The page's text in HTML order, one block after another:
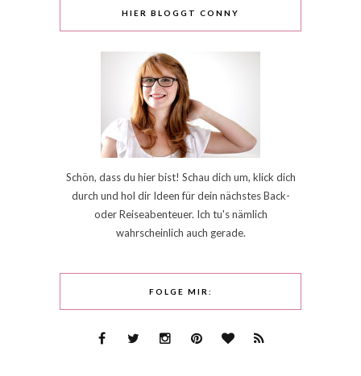
HIER BLOGGT CONNY
Schön, dass du hier bist! Schau dich um, klick dich
durch und hol dir Ideen für dein nächstes Back-
oder Reiseabenteuer. Ich tu's nämlich
wahrscheinlich auch gerade.
FOLGE MIR: